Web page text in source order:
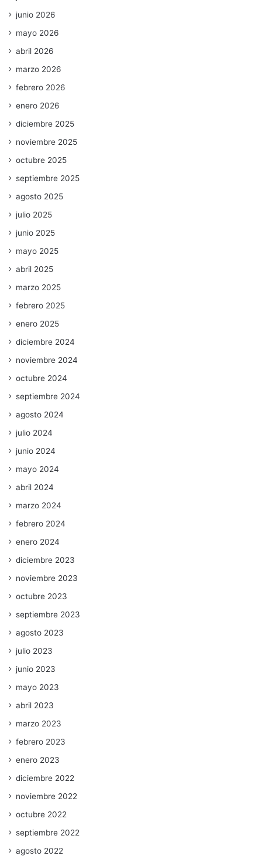
junio 2026
mayo 2026
abril 2026
marzo 2026
febrero 2026
enero 2026
diciembre 2025
noviembre 2025
octubre 2025
septiembre 2025
agosto 2025
julio 2025
junio 2025
mayo 2025
abril 2025
marzo 2025
febrero 2025
enero 2025
diciembre 2024
noviembre 2024
octubre 2024
septiembre 2024
agosto 2024
julio 2024
junio 2024
mayo 2024
abril 2024
marzo 2024
febrero 2024
enero 2024
diciembre 2023
noviembre 2023
octubre 2023
septiembre 2023
agosto 2023
julio 2023
junio 2023
mayo 2023
abril 2023
marzo 2023
febrero 2023
enero 2023
diciembre 2022
noviembre 2022
octubre 2022
septiembre 2022
agosto 2022